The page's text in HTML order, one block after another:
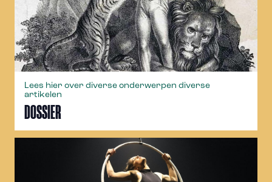
Lees hier over diverse onderwerpen diverse
artikelen
DOSSIER